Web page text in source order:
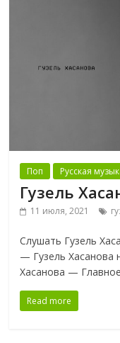
Поп Русская
Гузель
11 июля, 2021
Слушать Гузель
— Гузель Хасанова
Хасанова —
Read more